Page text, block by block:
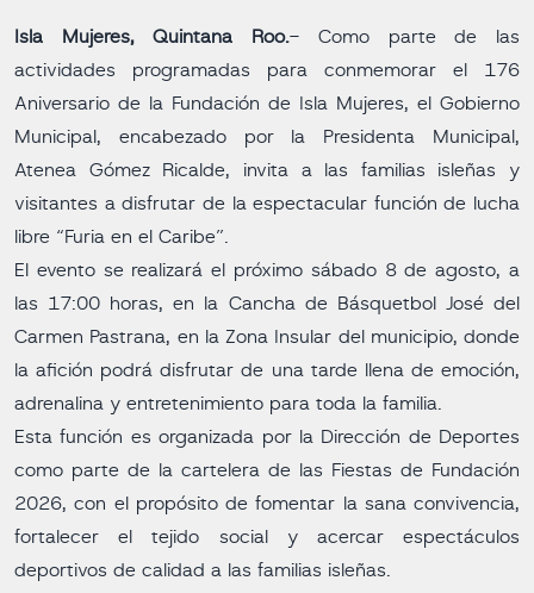
Isla Mujeres, Quintana Roo.- Como parte de las
actividades programadas para conmemorar el 176
Aniversario de la Fundación de Isla Mujeres, el Gobierno
Municipal, encabezado por la Presidenta Municipal,
Atenea Gómez Ricalde, invita a las familias isleñas y
visitantes a disfrutar de la espectacular función de lucha
libre “Furia en el Caribe”.
El evento se realizará el próximo sábado 8 de agosto, a
las 17:00 horas, en la Cancha de Básquetbol José del
Carmen Pastrana, en la Zona Insular del municipio, donde
la afición podrá disfrutar de una tarde llena de emoción,
adrenalina y entretenimiento para toda la familia.
Esta función es organizada por la Dirección de Deportes
como parte de la cartelera de las Fiestas de Fundación
2026, con el propósito de fomentar la sana convivencia,
fortalecer el tejido social y acercar espectáculos
deportivos de calidad a las familias isleñas.